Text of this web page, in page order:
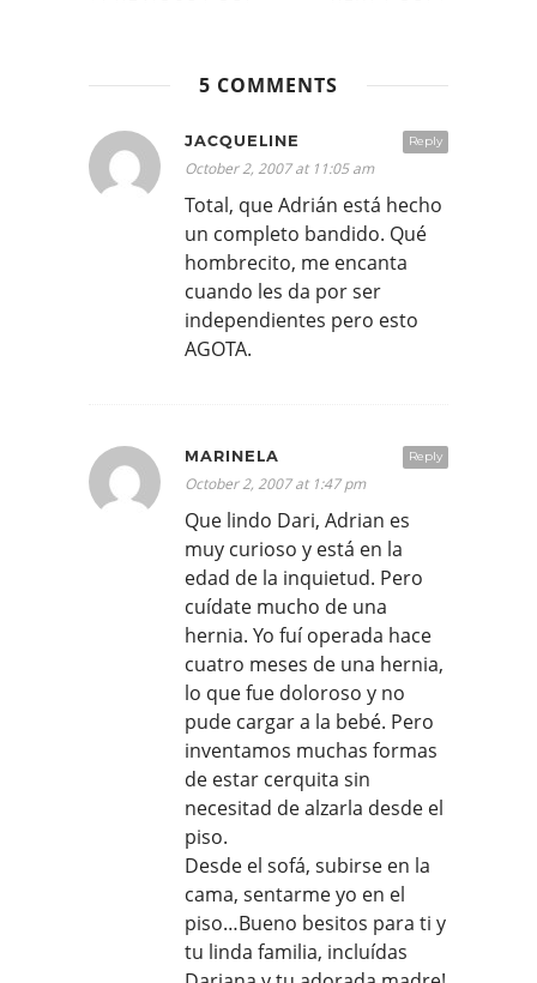
5 COMMENTS
Reply
JACQUELINE
October 2, 2007 at 11:05 am
Total, que Adrián está hecho
un completo bandido. Qué
hombrecito, me encanta
cuando les da por ser
independientes pero esto
AGOTA.
Reply
MARINELA
October 2, 2007 at 1:47 pm
Que lindo Dari, Adrian es
muy curioso y está en la
edad de la inquietud. Pero
cuídate mucho de una
hernia. Yo fuí operada hace
cuatro meses de una hernia,
lo que fue doloroso y no
pude cargar a la bebé. Pero
inventamos muchas formas
de estar cerquita sin
necesitad de alzarla desde el
piso.
Desde el sofá, subirse en la
cama, sentarme yo en el
piso…Bueno besitos para ti y
tu linda familia, incluídas